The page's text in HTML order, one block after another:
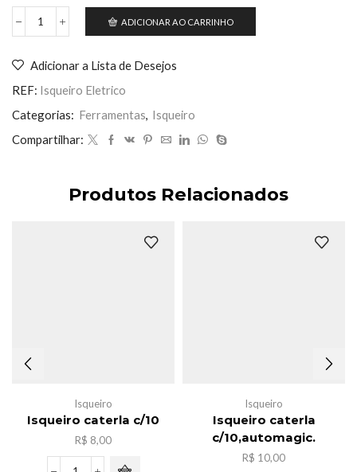
Isqueiro
ADICIONAR AO CARRINHO
Adicionar a Lista de Desejos
REF: Isqueiro Eletrico
Categorias: Ferramentas, Isqueiro
Compartilhar:
Produtos Relacionados
Isqueiro
Isqueiro caterla c/10
R$ 8,00
Isqueiro
Isqueiro caterla
c/10,automagic.
R$ 10,00